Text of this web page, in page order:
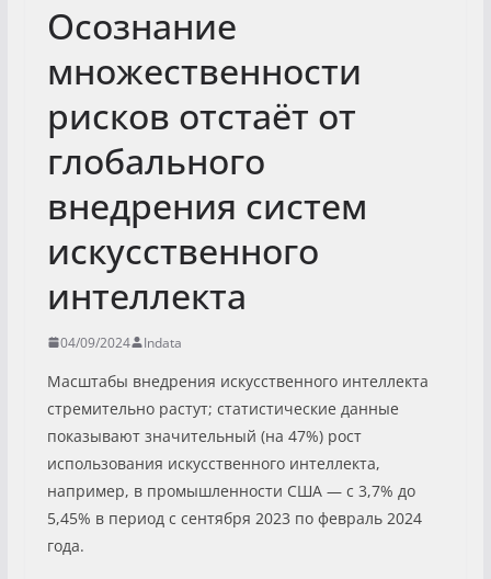
Осознание
множественности
рисков отстаёт от
глобального
внедрения систем
искусственного
интеллекта
04/09/2024 Indata
Масштабы внедрения искусственного интеллекта
стремительно растут; статистические данные
показывают значительный (на 47%) рост
использования искусственного интеллекта,
например, в промышленности США — с 3,7% до
5,45% в период с сентября 2023 по февраль 2024
года.